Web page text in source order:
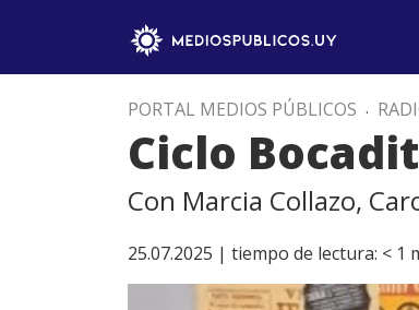
PORTAL MEDIOS PÚBLICOS .
Ciclo
Con Marcia Collazo,
25.07.2025 | tiempo de lectura: < 1